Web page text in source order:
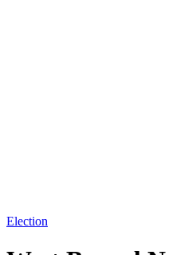
Election